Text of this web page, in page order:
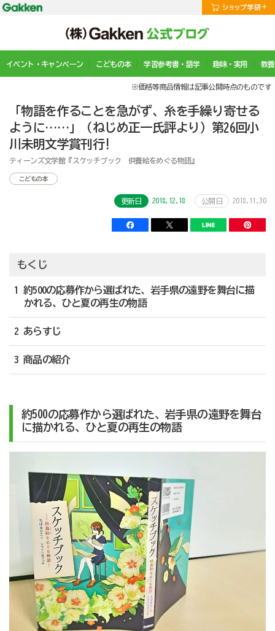
イベント・キャンペーン こどもの本 学習参考書・語学 趣味・実用 教
※価格等商品情報は記事公開時点のものです
「物語を作ることを急がず、糸を手繰り寄せる
ように……」（ねじめ正一氏評より）第26回小
川未明文学賞刊行!
ティーンズ文学館『スケッチブック 供養絵をめぐる物語』
こどもの本
更新日 2018.12.18 公開日 2018.11.30
もくじ
1 約500の応募作から選ばれた、岩手県の遠野を舞台に描
かれる、ひと夏の再生の物語
2 あらすじ
3 商品の紹介
約500の応募作から選ばれた、岩手県の遠野を舞台
に描かれる、ひと夏の再生の物語